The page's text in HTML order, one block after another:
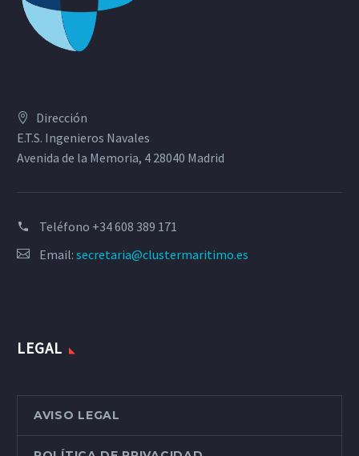
Dirección
E.T.S. Ingenieros Navales
Avenida de la Memoria, 4 28040 Madrid
Teléfono +34 608 389 171
Email: secretaria@clustermaritimo.es
LEGAL
AVISO LEGAL